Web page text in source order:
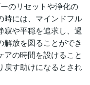
のリセットや浄化の
時には、マインドフル
寂や平穏を追求し、過
放を図ることができ
アの時間を設けること
戻す助けになるとされ